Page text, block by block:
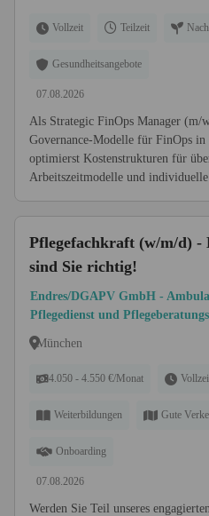
Vollzeit Teilzeit
Gesundheitsangebote
07.08.2026
Als Strategic FinOps Manager (m/
Governance-Modelle für FinOps
optimierst Kostenstrukturen für
Arbeitszeitmodelle und
Pflegefachkraft (w/m/d) -
sind Sie richtig!
Endres/DGAPV GmbH -
Pflegedienst und
München
4.050 - 4.550 €/Monat
Weiterbildungen Gute
Onboarding
07.08.2026
Werden Sie Teil unseres